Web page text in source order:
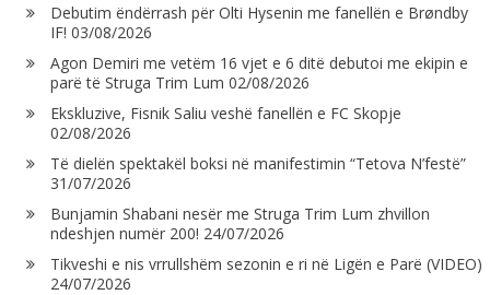
Debutim ëndërrash për Olti Hysenin me fanellën e Brøndby
IF! 03/08/2026
Agon Demiri me vetëm 16 vjet e 6 ditë debutoi me ekipin e
parë të Struga Trim Lum 02/08/2026
Ekskluzive, Fisnik Saliu veshë fanellën e FC Skopje
02/08/2026
Të dielën spektakël boksi në manifestimin “Tetova N’festë”
31/07/2026
Bunjamin Shabani nesër me Struga Trim Lum zhvillon
ndeshjen numër 200! 24/07/2026
Tikveshi e nis vrrullshëm sezonin e ri në Ligën e Parë (VIDEO)
24/07/2026